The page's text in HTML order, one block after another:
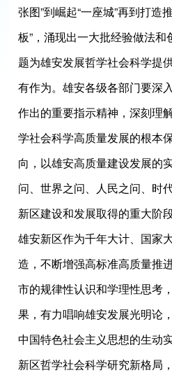
张图”到崛起“一座城”再到打造
板”，涌现出一大批经验做法
题为雄安发展哲学社会科学提
有作为。雄安各级各部门要深
作出的重要指示精神，深刻理
学社会科学高质量发展的根本
向，以雄安高质量建设发展的
问、世界之问、人民之问、时
新区建设和发展取得的重大阶
雄安新区作为千年大计、国家
造，不断增强高标准高质量推
市的规律性认识和学理性思考
果，有力唱响雄安发展光明论
中国特色社会主义思想的生动
新区哲学社会科学研究新格局